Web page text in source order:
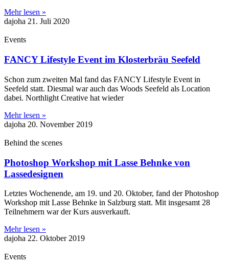
Mehr lesen »
dajoha 21. Juli 2020
Events
FANCY Lifestyle Event im Klosterbräu Seefeld
Schon zum zweiten Mal fand das FANCY Lifestyle Event in
Seefeld statt. Diesmal war auch das Woods Seefeld als Location
dabei. Northlight Creative hat wieder
Mehr lesen »
dajoha 20. November 2019
Behind the scenes
Photoshop Workshop mit Lasse Behnke von
Lassedesignen
Letztes Wochenende, am 19. und 20. Oktober, fand der Photoshop
Workshop mit Lasse Behnke in Salzburg statt. Mit insgesamt 28
Teilnehmern war der Kurs ausverkauft.
Mehr lesen »
dajoha 22. Oktober 2019
Events